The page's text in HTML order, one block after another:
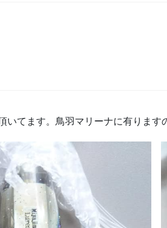
てます。鳥羽マリーナに有ります